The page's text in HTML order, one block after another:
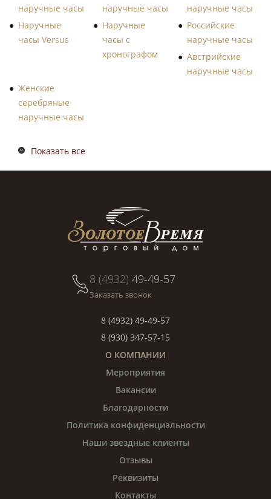
наручные часы
наручные часы
наручные часы
Наручные
часы Versus
Наручные
часы с
хронографом
Российские
наручные часы
Австрийские
наручные часы
Женские
серебряные
наручные часы
Показать все
8 (4932) 49-49-57
Заказать звонок
8 (4932) 49-49-57
8 (930) 347-57-15
О КОМПАНИИ
Мероприятия
Вакансии
Благодарности
Политика конфиденциальности
Наши звездные клиенты
Отзывы
Реквизиты
Контакты